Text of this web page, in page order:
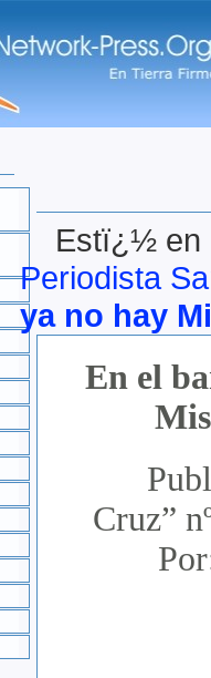
Estï¿½ en
Periodista
ya no hay
En el
Cruz”